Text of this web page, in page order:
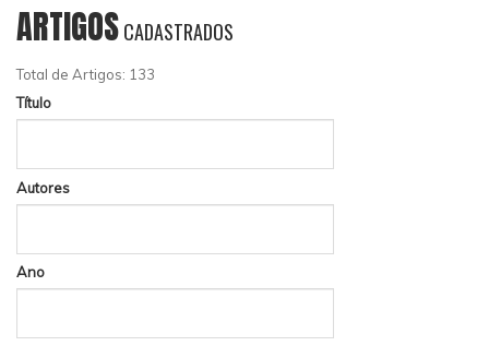
ARTIGOSCADASTRADOS
Total de Artigos: 133
Título
Autores
Ano